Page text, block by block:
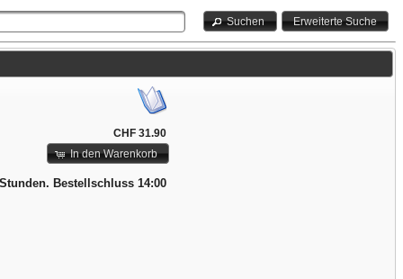
Suchen Erweiterte Suche
CHF 31.90
In den Warenkorb
Bestellschluss 14:00